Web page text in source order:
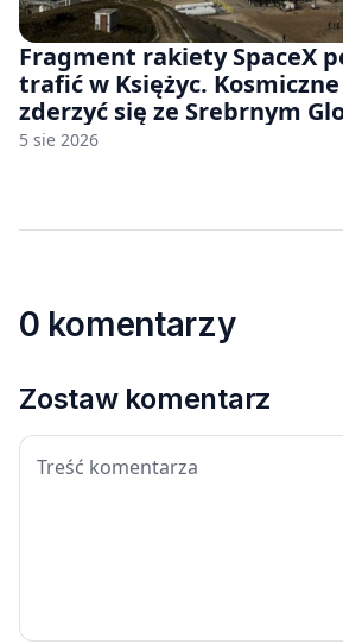
Fragment rakiety SpaceX
trafić w Księżyc.
zderzyć się ze Srebrnym
prędkością 8690 km/h
5 sie 2026
0 komentarzy
Zostaw komentarz